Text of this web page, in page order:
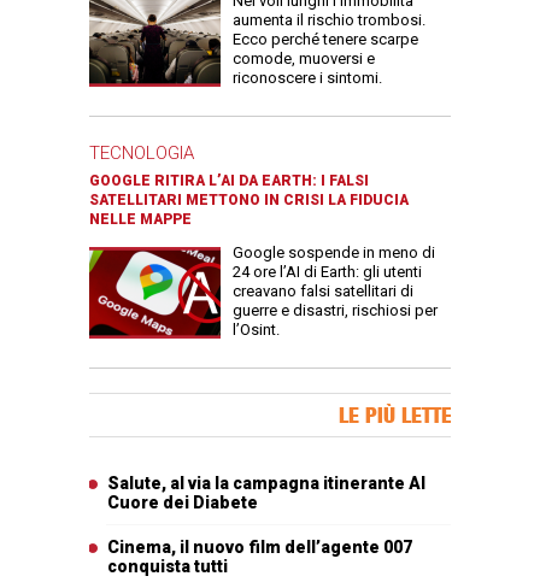
aumenta il rischio trombosi.
Ecco perché tenere scarpe
comode, muoversi e
riconoscere i sintomi.
TECNOLOGIA
GOOGLE RITIRA L’AI DA EARTH: I FALSI
SATELLITARI METTONO IN CRISI LA FIDUCIA
NELLE MAPPE
Google sospende in meno di
24 ore l’AI di Earth: gli utenti
creavano falsi satellitari di
guerre e disastri, rischiosi per
l’Osint.
LE PIÙ LETTE
Salute, al via la campagna itinerante Al
Cuore dei Diabete
Cinema, il nuovo film dell’agente 007
conquista tutti